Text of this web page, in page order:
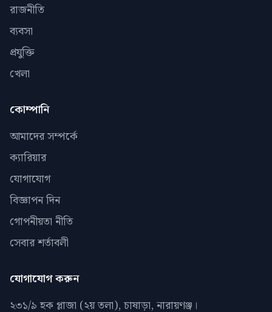
রাজনীতি
ব্যবসা
প্রযুক্তি
খেলা
কোম্পানি
আমাদের সম্পর্কে
ক্যারিয়ার
যোগাযোগ
বিজ্ঞাপন দিন
গোপনীয়তা নীতি
সেবার শর্তাবলী
যোগাযোগ করুন
২৩১/৯ হক প্লাজা (২য় তলা), চাষাড়া, নারায়ণঞ্জ।